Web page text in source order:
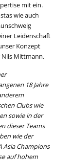
mit ein.
wie auch
Leidenschaft
Konzept
Nils Mittmann.
18 Jahre
Clubs wie
sowie in der
dieser Teams
wie der
Asia Champions
auf hohem